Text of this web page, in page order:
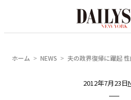
ホーム NEWS 夫の政界復帰に躍起
2012年7月23日